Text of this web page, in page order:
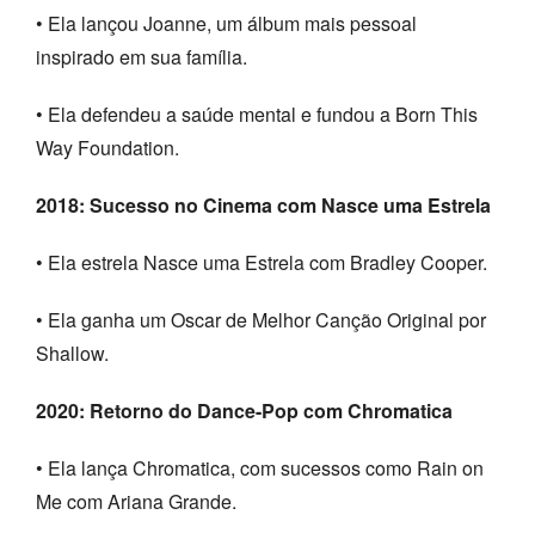
• Ela lançou Joanne, um álbum mais pessoal
inspirado em sua família.
• Ela defendeu a saúde mental e fundou a Born This
Way Foundation.
2018: Sucesso no Cinema com Nasce uma Estrela
• Ela estrela Nasce uma Estrela com Bradley Cooper.
• Ela ganha um Oscar de Melhor Canção Original por
Shallow.
2020: Retorno do Dance-Pop com Chromatica
• Ela lança Chromatica, com sucessos como Rain on
Me com Ariana Grande.